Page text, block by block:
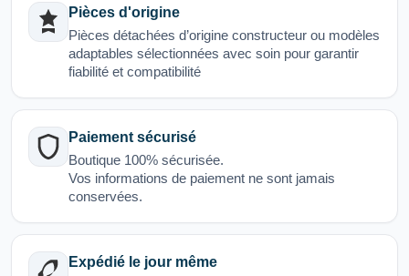
Pièces d'origine
Pièces détachées d’origine constructeur ou modèles
adaptables sélectionnées avec soin pour garantir
fiabilité et compatibilité
Paiement sécurisé
Boutique 100% sécurisée.
Vos informations de paiement ne sont jamais
conservées.
Expédié le jour même